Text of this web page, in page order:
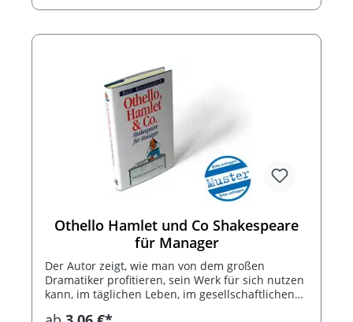
Othello Hamlet und Co Shakespeare
für Manager
Der Autor zeigt, wie man von dem großen
Dramatiker profitieren, sein Werk für sich nutzen
kann, im täglichen Leben, im gesellschaftlichen